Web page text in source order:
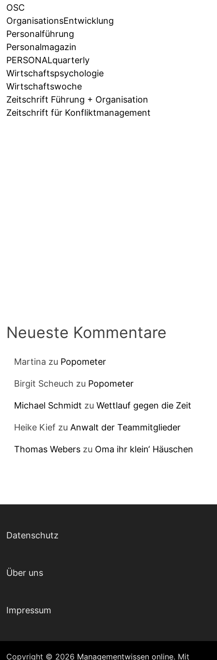
OSC
OrganisationsEntwicklung
Personalführung
Personalmagazin
PERSONALquarterly
Wirtschaftspsychologie
Wirtschaftswoche
Zeitschrift Führung + Organisation
Zeitschrift für Konfliktmanagement
Neueste Kommentare
Martina zu Popometer
Birgit Scheuch zu Popometer
Michael Schmidt zuWettlauf gegen die Zeit
Heike Kief zu Anwalt der Teammitglieder
Thomas Webers zu Oma ihr klein‘ Häuschen
Datenschutz
Über uns
Impressum
Copyright © 2026 Managementwissen online. Mit